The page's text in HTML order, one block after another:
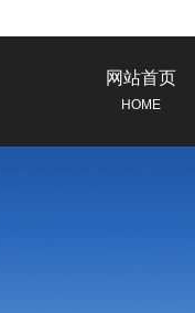
网站首页
HOME